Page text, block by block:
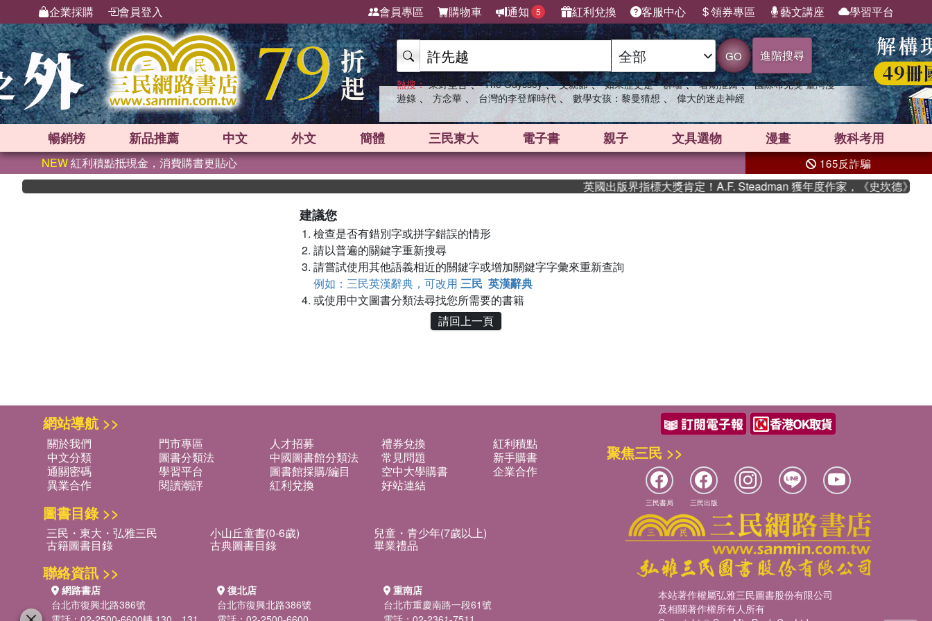
企業採購 會員登入 會員專區 購物車 通知 5 紅利兌換 客服中心 領券專區 藝文講座 學習平台
GO 進階搜尋
熱搜： 東野圭吾 、 The Odyssey 、 父親節 、 如果歷史是一群喵 、 暑期推薦 、 國際布克獎 臺灣漫
遊錄 、 方念華 、 台灣的李登輝時代 、 數學女孩：黎曼猜想 、 偉大的迷走神經
暢銷榜 新品推薦 中文 外文 簡體 三民東大 電子書 親子 文具選物 漫畫 教科考用
NEW紅利積點抵現金，消費購書更貼心 165反詐騙
英國出版界指標大獎肯定！A.F. Steadman 獲年度作家，《史坎德》系列
建議您
檢查是否有錯別字或拼字錯誤的情形
請以普遍的關鍵字重新搜尋
請嘗試使用其他語義相近的關鍵字或增加關鍵字字彙來重新查詢
例如：三民英漢辭典，可改用 三民 英漢辭典
或使用中文圖書分類法尋找您所需要的書籍
請回上一頁
網站導航 >>
關於我們 門市專區 人才招募 禮券兌換
紅利積點
中文分類
圖書分類法 中國圖書館分類法 常見問題
新手購書
通關密碼
學習平台 圖書館採購/編目 空中大學購書
企業合作
異業合作
閱讀潮評 紅利兌換 好站連結
圖書目錄 >>
三民・東大・弘雅三民 小山丘童書(0-6歲) 兒童・青少年(7歲以上)
古籍圖書目錄 古典圖書目錄 畢業禮品
聯絡資訊 >>
網路書店
台北市復興北路386號
復北店
台北市復興北路386號
重南店
台北市重慶南路一段61號
聚焦三民 >>
三民書局 三民出版
本站著作權屬弘雅三民圖書股份有限公司
及相關著作權所有人所有